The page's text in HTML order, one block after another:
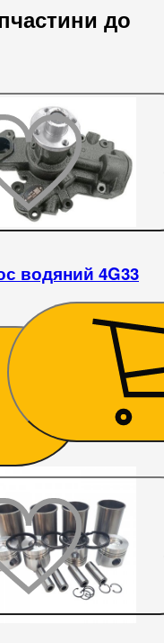
до
водяний 4G33